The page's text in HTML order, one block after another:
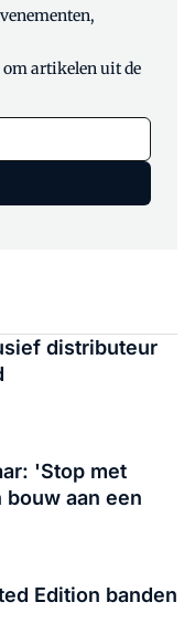
artikelen uit de
distributeur
'Stop met
aan een
Edition banden